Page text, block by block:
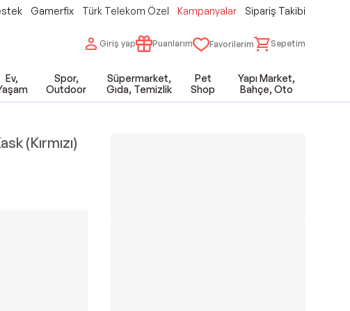
Gamerfix Türk Telekom Özel Kampanyalar Sipariş Takibi
Giriş yap Puanlarım Favorilerim Sepetim
Ev,
Spor,
Outdoor
Süpermarket,
Gıda, Temizlik
Pet
Shop
Yapı Market,
Bahçe, Oto
(Kırmızı)